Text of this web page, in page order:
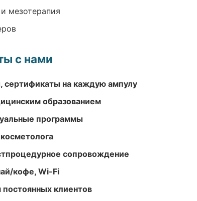
мезотерапия
с нами
сертификаты на каждую ампулу
образованием
программы
сопровождение
кофе, Wi-Fi
постоянных клиентов